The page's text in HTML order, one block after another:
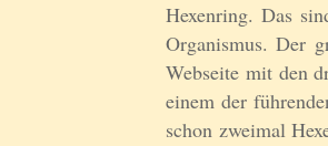
Hexenring. Das
Organismus. Der
Webseite mit den
einem der
schon zweimal